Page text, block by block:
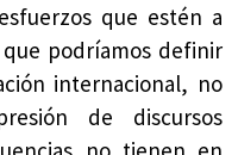
que estén a
podríamos definir
internacional, no
de discursos